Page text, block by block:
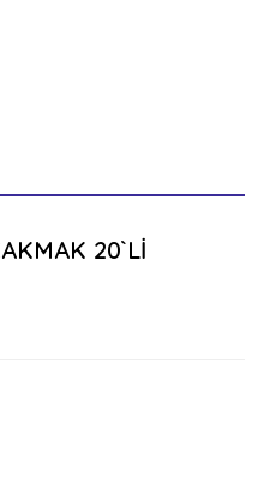
20`Lİ